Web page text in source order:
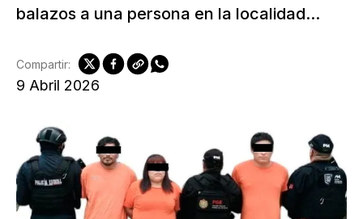
balazos a una persona en la localidad...
9 Abril 2026
Compartir: